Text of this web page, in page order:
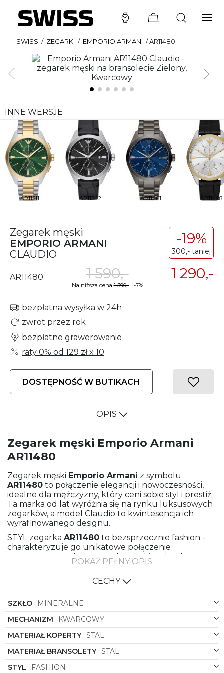
SWISS / ZEGARKI / EMPORIO ARMANI /AR11480
INNE WERSJE
AR11511 AR11542 AR11481 AR11498
Zegarek męski
EMPORIO ARMANI
CLAUDIO
-19%
300,- taniej
AR11480 1 290,-
1 590,-
Najniższa cena1 390,--7%
bezpłatna wysyłka w 24h
zwrot przez rok
bezpłatne grawerowanie
raty 0% od 129 złx 10
DOSTĘPNOŚĆ W BUTIKACH
OPIS
Zegarek męski Emporio Armani
AR11480
Zegarek męski Emporio Armani z symbolu
AR11480 to połączenie elegancji i nowoczesności,
idealne dla mężczyzny, który ceni sobie styl i prestiż.
Ta marka od lat wyróżnia się na rynku luksusowych
zegarków, a model Claudio to kwintesencja ich
wyrafinowanego designu.
STYL zegarka AR11480 to bezsprzecznie fashion -
charakteryzuje go unikatowe połączenie
nowoczesnego designu z eleganckimi detalami.
Zegarek ten doskonale wpisuje się w najnowsze
trendy modowe, będąc zarazem ponadczasową
KOLEKCJA Claudio to linia zegarków, które cechuje
niepowtarzalny charakter i perfekcyjne wykonanie.
ZegarekAR11480z dumą nosi symbole tej
ekskluzywnej serii, przyciągając spojrzenia swoim
wyjątkowym designem.
MATERIAŁ BRANSOLETY oraz MATERIAŁ KOPERTY
to stal najwyższej jakości, co gwarantuje trwałość i
POKAŻ PEŁNY OPIS
CECHY
SZKŁO
MINERALNE
MECHANIZM
KWARCOWY
MATERIAŁ KOPERTY STAL
MATERIAŁ BRANSOLETY STAL
STYL
FASHION